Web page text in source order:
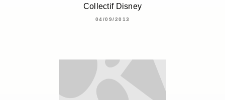
Collectif Disney
04/09/2013